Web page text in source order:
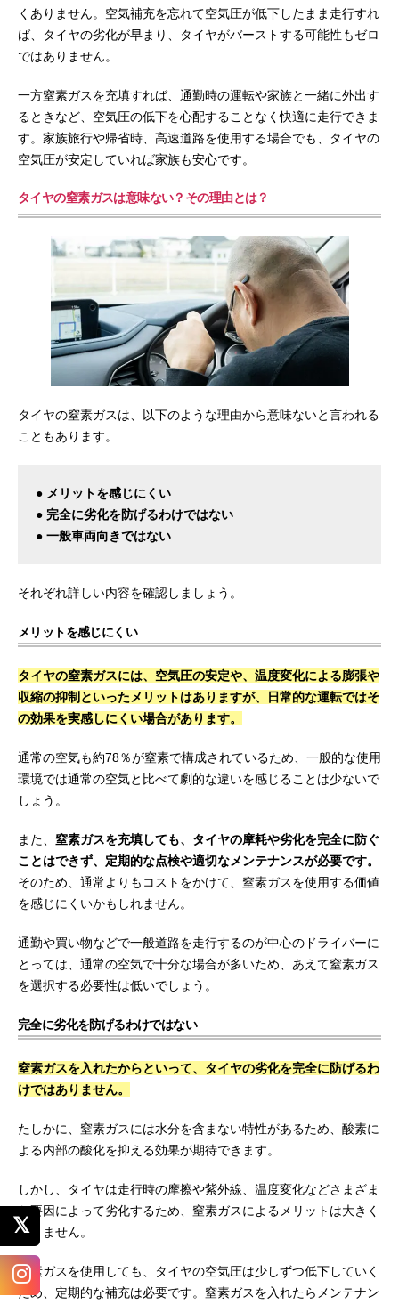
くありません。空気補充を忘れて空気圧が低下したまま走行すれ
ば、タイヤの劣化が早まり、タイヤがバーストする可能性もゼロ
ではありません。
一方窒素ガスを充填すれば、通勤時の運転や家族と一緒に外出す
るときなど、空気圧の低下を心配することなく快適に走行できま
す。家族旅行や帰省時、高速道路を使用する場合でも、タイヤの
空気圧が安定していれば家族も安心です。
タイヤの窒素ガスは意味ない？その理由とは？
タイヤの窒素ガスは、以下のような理由から意味ないと言われる
こともあります。
● メリットを感じにくい
● 完全に劣化を防げるわけではない
● 一般車両向きではない
それぞれ詳しい内容を確認しましょう。
メリットを感じにくい
タイヤの窒素ガスには、空気圧の安定や、温度変化による膨張や
収縮の抑制といったメリットはありますが、日常的な運転ではそ
の効果を実感しにくい場合があります。
通常の空気も約78％が窒素で構成されているため、一般的な使用
環境では通常の空気と比べて劇的な違いを感じることは少ないで
しょう。
また、 窒素ガスを充填しても、タイヤの摩耗や劣化を完全に防ぐ
ことはできず、定期的な点検や適切なメンテナンスが必要です。
そのため、通常よりもコストをかけて、窒素ガスを使用する価値
を感じにくいかもしれません。
通勤や買い物などで一般道路を走行するのが中心のドライバーに
とっては、通常の空気で十分な場合が多いため、あえて窒素ガス
を選択する必要性は低いでしょう。
完全に劣化を防げるわけではない
窒素ガスを入れたからといって、タイヤの劣化を完全に防げるわ
けではありません。
たしかに、窒素ガスには水分を含まない特性があるため、酸素に
よる内部の酸化を抑える効果が期待できます。
しかし、タイヤは走行時の摩擦や紫外線、温度変化などさまざま
な要因によって劣化するため、窒素ガスによるメリットは大きく
ありません。
窒素ガスを使用しても、タイヤの空気圧は少しずつ低下していく
ため、定期的な補充は必要です。窒素ガスを入れたらメンテナン